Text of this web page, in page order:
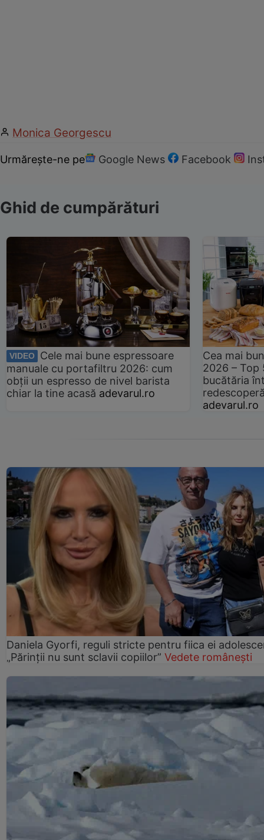
Monica Georgescu
Urmărește-ne pe Google News Facebook
Ghid de cumpărături
VIDEO
Cele mai bune espressoare
manuale cu portafiltru 2026: cum
obții un espresso de nivel barista
chiar la tine acasă adevarul.ro
Cea mai
2026 –
bucătăria
adevarul.ro
Daniela Gyorfi, reguli stricte pentru fiica ei
„Părinții nu sunt sclavii copiilor” Vedete românești